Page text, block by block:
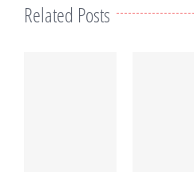
Related Posts